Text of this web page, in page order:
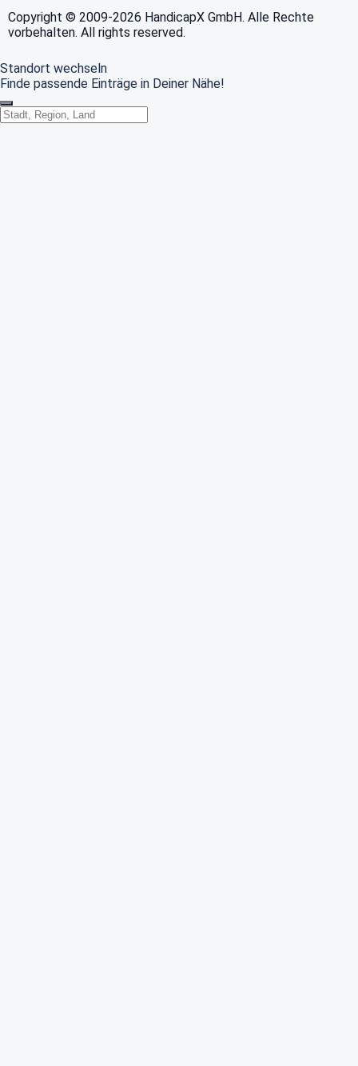
Copyright © 2009-2026 HandicapX GmbH. Alle Rechte
vorbehalten. All rights reserved.
Standort wechseln
Finde passende Einträge in Deiner Nähe!
Standort wechseln